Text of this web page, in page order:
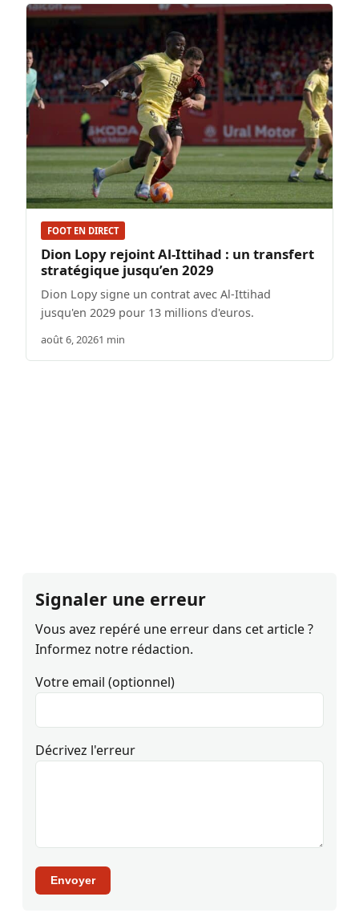
FOOT EN DIRECT
Dion Lopy rejoint Al-Ittihad : un transfert
stratégique jusqu’en 2029
Dion Lopy signe un contrat avec Al-Ittihad
jusqu'en 2029 pour 13 millions d'euros.
août 6, 20261 min
Signaler une erreur
Vous avez repéré une erreur dans cet article ?
Informez notre rédaction.
Votre email (optionnel)
Décrivez l'erreur
Envoyer